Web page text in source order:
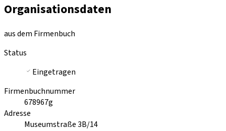
Organisationsdaten
aus dem Firmenbuch
Status
Eingetragen
Firmenbuchnummer
678967g
Adresse
Museumstraße 3B/14